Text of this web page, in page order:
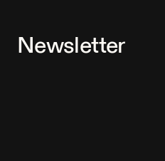
Newsletter